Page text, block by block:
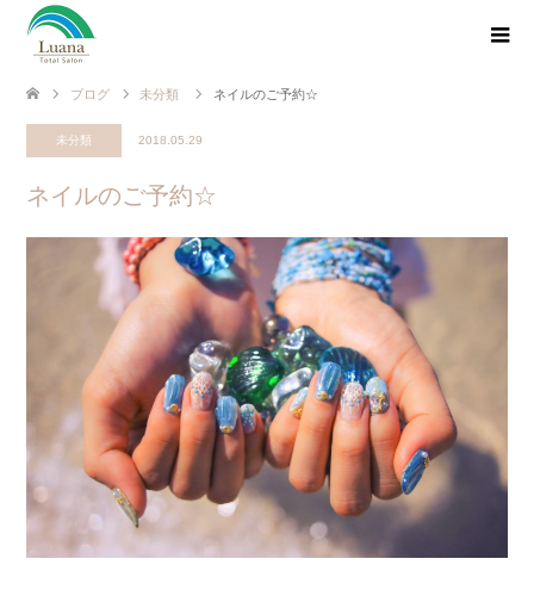
ブログ 未分類 ネイルのご予約☆
未分類 2018.05.29
ネイルのご予約☆